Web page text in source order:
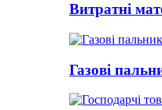
Витратні
Газові